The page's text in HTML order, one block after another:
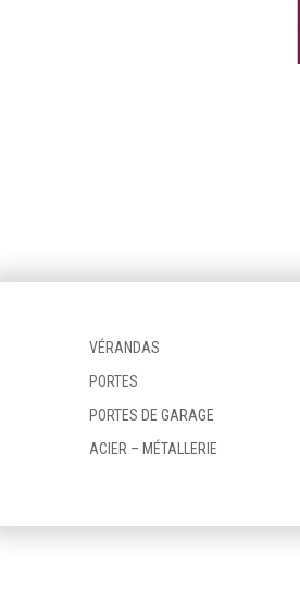
VÉRANDAS
PORTES
PORTES DE GARAGE
ACIER – MÉTALLERIE